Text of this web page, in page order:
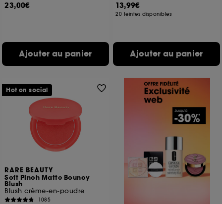
23,00€
Ajouter au panier
13,99€
20 teintes disponibles
Ajouter au panier
RARE BEAUTY
Soft Pinch Matte Bouncy
Blush
Blush crème-en-poudre
1085
Hot on social